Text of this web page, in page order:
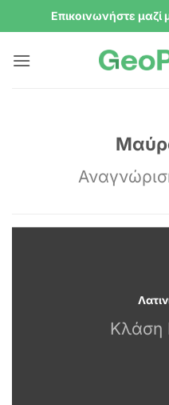
Μετάβαση
στο
Επικοινωνήστε
Κλάση